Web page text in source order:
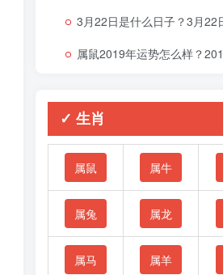
3月22日是什么日子？3月22日是世
属鼠2019年运势怎么样？2019年属
✓ 生肖
属鼠 属牛
属兔 属龙
属马 属羊